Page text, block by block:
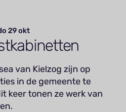
29 okt
van Kielzog zijn op
in de gemeente te
keer tonen ze werk van